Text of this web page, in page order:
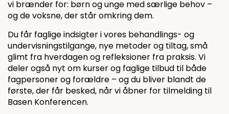
vi brænder for: børn og unge med særlige behov –
og de voksne, der står omkring dem.
Du får faglige indsigter i vores behandlings- og
undervisningstilgange, nye metoder og tiltag, små
glimt fra hverdagen og refleksioner fra praksis. Vi
deler også nyt om kurser og faglige tilbud til både
fagpersoner og forældre – og du bliver blandt de
første, der får besked, når vi åbner for tilmelding til
Basen Konferencen.